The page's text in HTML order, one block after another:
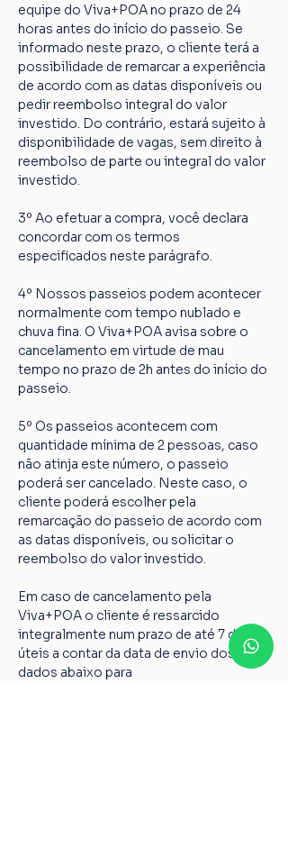
equipe do Viva+POA no prazo de 24
horas antes do início do passeio. Se
informado neste prazo, o cliente terá a
possibilidade de remarcar a experiência
de acordo com as datas disponíveis ou
pedir reembolso integral do valor
investido. Do contrário, estará sujeito à
disponibilidade de vagas, sem direito à
reembolso de parte ou integral do valor
investido.
3º Ao efetuar a compra, você declara
concordar com os termos
especificados neste parágrafo.
4º Nossos passeios podem acontecer
normalmente com tempo nublado e
chuva fina. O Viva+POA avisa sobre o
cancelamento em virtude de mau
tempo no prazo de 2h antes do início do
passeio.
5º Os passeios acontecem com
quantidade mínima de 2 pessoas, caso
não atinja este número, o passeio
poderá ser cancelado. Neste caso, o
cliente poderá escolher pela
remarcação do passeio de acordo com
as datas disponíveis, ou solicitar o
reembolso do valor investido.
Em caso de cancelamento pela
Viva+POA o cliente é ressarcido
integralmente num prazo de até 7 dias
úteis a contar da data de envio dos
dados abaixo para